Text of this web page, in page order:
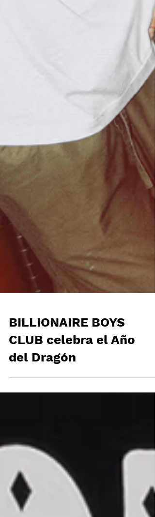
BILLIONAIRE BOYS
CLUB celebra el Año
del Dragón